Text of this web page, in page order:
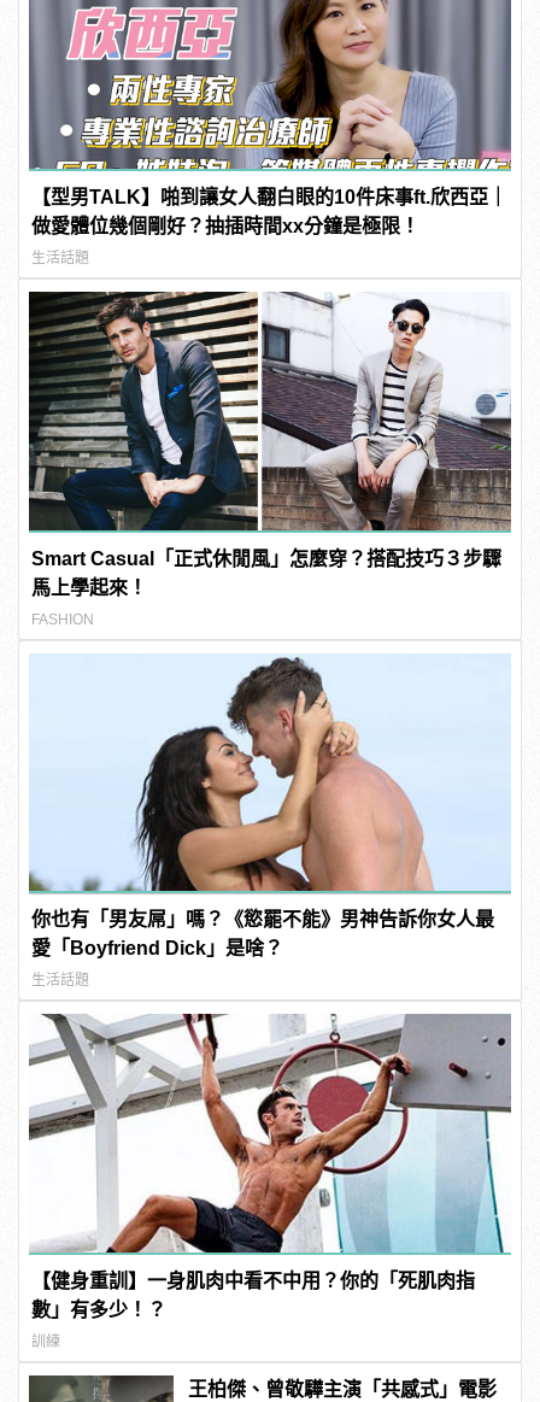
【型男TALK】啪到讓女人翻白眼的10件床事ft.欣西亞｜
做愛體位幾個剛好？抽插時間xx分鐘是極限！
生活話題
Smart Casual「正式休閒風」怎麼穿？搭配技巧３步驟
馬上學起來！
FASHION
你也有「男友屌」嗎？《慾罷不能》男神告訴你女人最
愛「Boyfriend Dick」是啥？
生活話題
【健身重訓】一身肌肉中看不中用？你的「死肌肉指
數」有多少！？
訓練
王柏傑、曾敬驊主演「共感式」電影